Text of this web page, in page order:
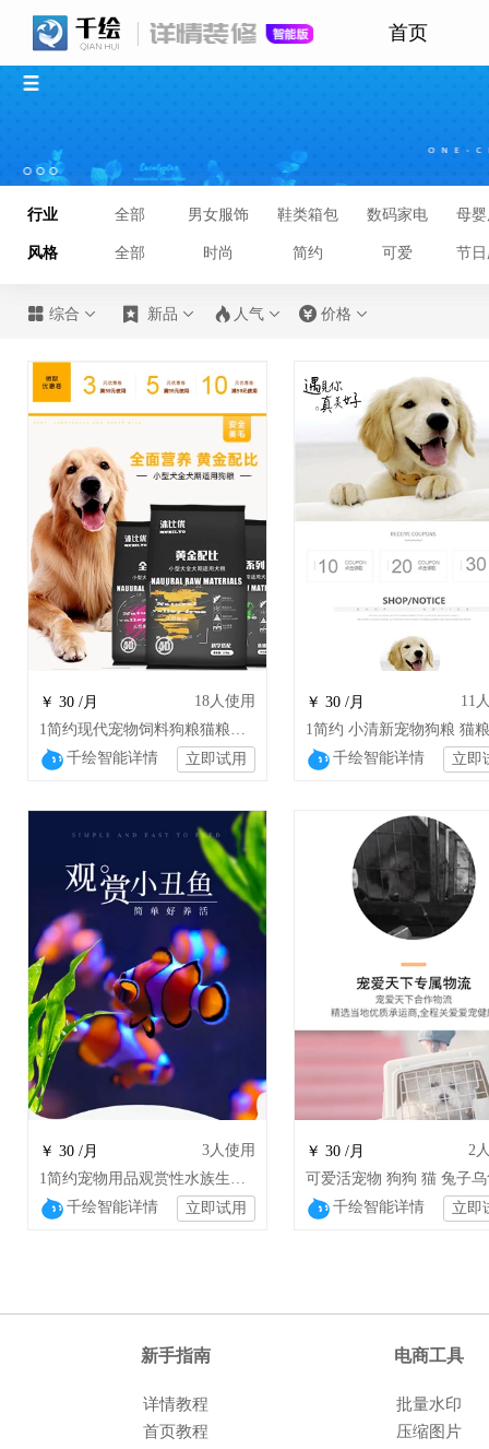
首页
行业 全部 男女服饰 鞋类箱包 数码家电 母
风格 全部 时尚 简约 可爱 节
 综合   新品   人气   价格 
￥ 30 /月 18人使用
1简约现代宠物饲料狗粮猫粮猪饲料gnx
千绘智能详情
立即试用
￥ 30 /月 11
千绘智能详情 立即
￥ 30 /月 3人使用
1简约宠物用品观赏性水族生物小丑鱼热带观赏鱼 wsj
千绘智能详情
立即试用
￥ 30 /月 2
千绘智能详情 立即
新手指南 电商工具
详情教程
批量水印
首页教程
压缩图片